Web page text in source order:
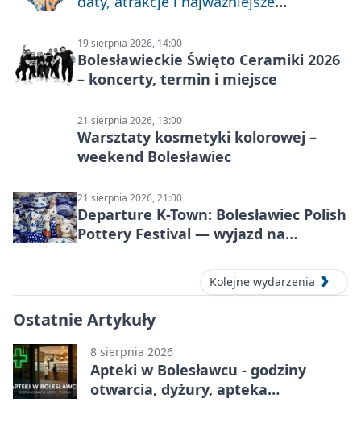
19 sierpnia 2026, 14:00
Bolesławieckie Święto Ceramiki 2026
– koncerty, termin i miejsce
21 sierpnia 2026, 13:00
Warsztaty kosmetyki kolorowej –
weekend Bolesławiec
21 sierpnia 2026, 21:00
Departure K-Town: Bolesławiec Polish
Pottery Festival — wyjazd na
Kolejne wydarzenia
Ostatnie Artykuły
8 sierpnia 2026
Apteki w Bolesławcu - godziny
otwarcia, dyżury, apteka